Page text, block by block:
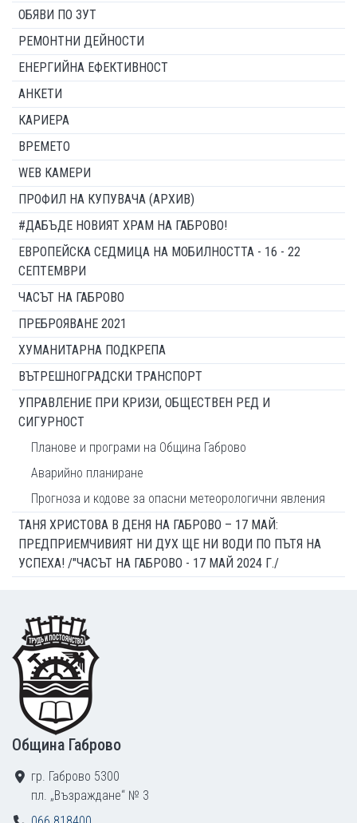
ОБЯВИ ПО ЗУТ
РЕМОНТНИ ДЕЙНОСТИ
ЕНЕРГИЙНА ЕФЕКТИВНОСТ
АНКЕТИ
КАРИЕРА
ВРЕМЕТО
WEB КАМЕРИ
ПРОФИЛ НА КУПУВАЧА (АРХИВ)
#ДАБЪДЕ НОВИЯТ ХРАМ НА ГАБРОВО!
ЕВРОПЕЙСКА СЕДМИЦА НА МОБИЛНОСТТА - 16 - 22
СЕПТЕМВРИ
ЧАСЪТ НА ГАБРОВО
ПРЕБРОЯВАНЕ 2021
ХУМАНИТАРНА ПОДКРЕПА
ВЪТРЕШНОГРАДСКИ ТРАНСПОРТ
УПРАВЛЕНИЕ ПРИ КРИЗИ, ОБЩЕСТВЕН РЕД И
СИГУРНОСТ
Планове и програми на Община Габрово
Аварийно планиране
Прогноза и кодове за опасни метеорологични явления
ТАНЯ ХРИСТОВА В ДЕНЯ НА ГАБРОВО – 17 МАЙ:
ПРЕДПРИЕМЧИВИЯТ НИ ДУХ ЩЕ НИ ВОДИ ПО ПЪТЯ НА
УСПЕХА! /"ЧАСЪТ НА ГАБРОВО - 17 МАЙ 2024 Г./
Footer
Община Габрово
гр. Габрово 5300
пл. „Възраждане“ № 3